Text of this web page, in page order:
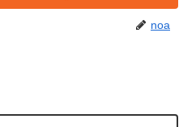
noa